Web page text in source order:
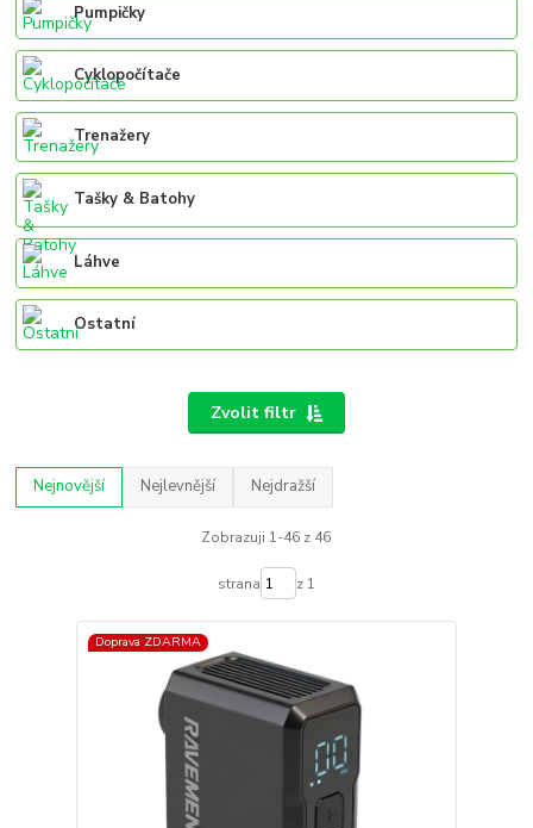
Pumpičky
Cyklopočítače
Trenažery
Tašky & Batohy
Láhve
Ostatní
Zvolit filtr
Nejnovější Nejlevnější Nejdražší
Zobrazuji 1-46 z 46
strana z 1
Doprava ZDARMA